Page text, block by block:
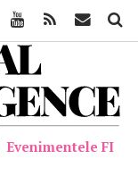
Evenimentele FI
Youtube Feed Mail